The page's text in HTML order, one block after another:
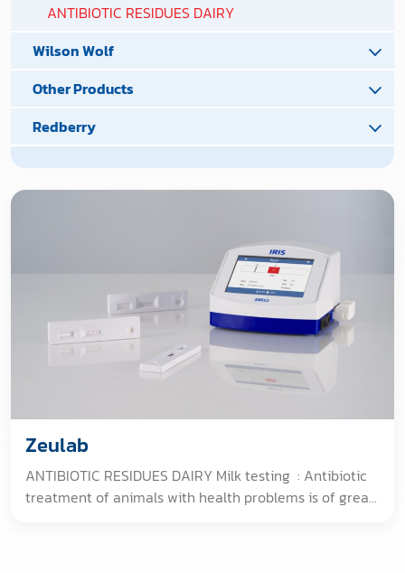
ANTIBIOTIC RESIDUES DAIRY
Wilson Wolf
Other Products
Redberry
Zeulab
ANTIBIOTIC RESIDUES DAIRY Milk testing : Antibiotic
treatment of animals with health problems is of great